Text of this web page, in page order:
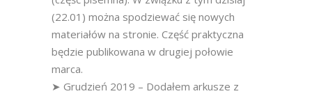
(22.01) można spodziewać się nowych
materiałów na stronie. Część praktyczna
będzie publikowana w drugiej połowie
marca.
➤ Grudzień 2019 – Dodałem arkusze z